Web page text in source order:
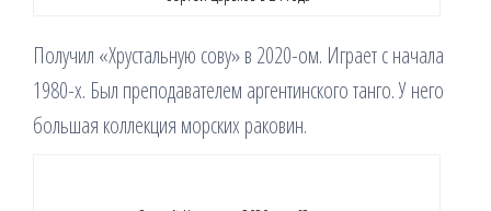
Получил «Хрустальную сову» в 2020-ом. Играет с начала
1980-х. Был преподавателем аргентинского танго. У него
большая коллекция морских раковин.